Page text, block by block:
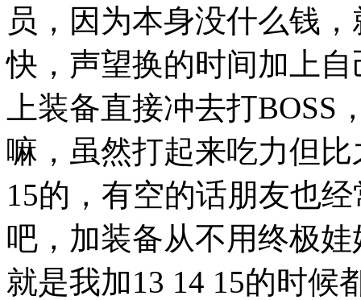
员，因为本身没什么钱
快，声望换的时间加上
上装备直接冲去打
嘛，虽然打起来吃力但
15的，有空的话朋友也
吧，加装备从不用终极
就是我加13 14 15的时候